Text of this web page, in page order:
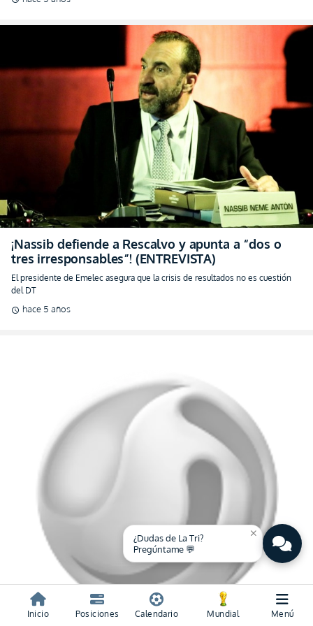
¡Nassib defiende a Rescalvo y apunta a “dos o
tres irresponsables”! (ENTREVISTA)
El presidente de Emelec asegura que la crisis de resultados no es cuestión
del DT
schedule hace 5 años
Inicio Posiciones Calendario Mundial Menú
close
¿Dudas de La Tri?
Pregúntame 💬